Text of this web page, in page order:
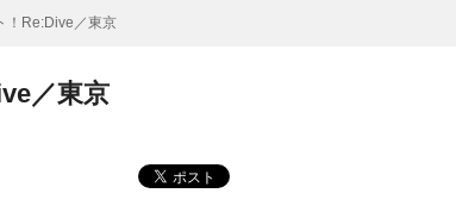
！Re:Dive／東京
／東京